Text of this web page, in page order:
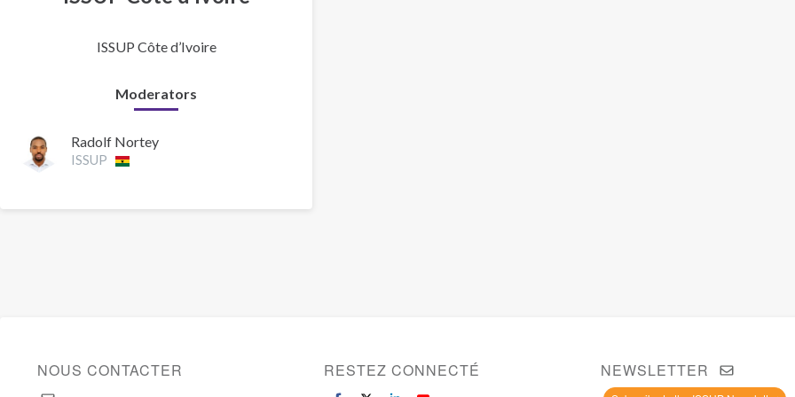
ISSUP Côte d’Ivoire
Moderators
Radolf Nortey
ISSUP
NOUS CONTACTER RESTEZ CONNECTÉ NEWSLETTER